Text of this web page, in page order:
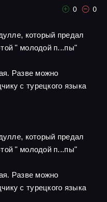
0 0
который предал
" молодой п...пы"
Разве можно
с турецкого языка
который предал
" молодой п...пы"
Разве можно
с турецкого языка